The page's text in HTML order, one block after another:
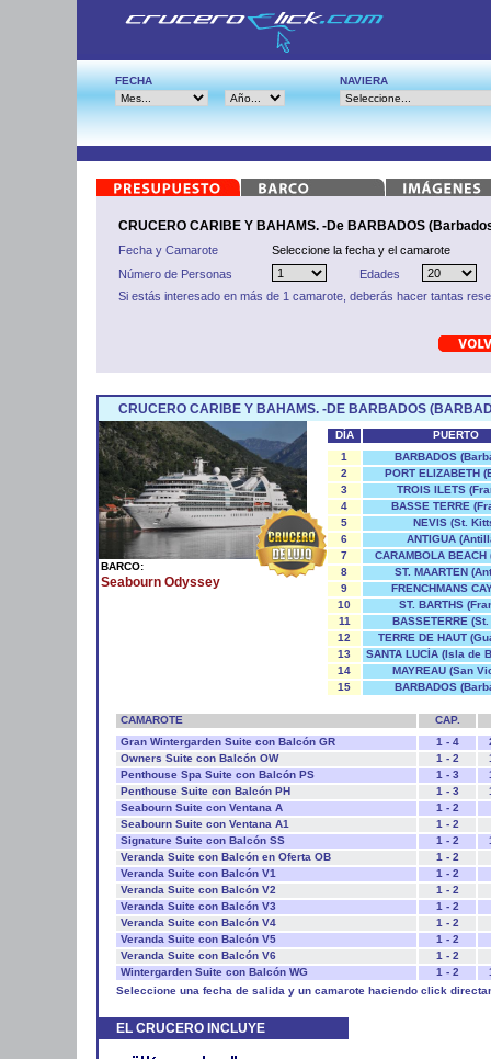
FECHA NAVIERA
CRUCERO CARIBE Y BAHAMS. -De BARBADOS
Fecha y Camarote
Seleccione la fecha y el camarote
Número de Personas
Edades
Si estás interesado en más de 1 camarote, deberás hacer tantas
CRUCERO CARIBE Y BAHAMS. -DE BARBADOS
BARCO:
Seabourn Odyssey
DÍA
PUERTO
1
BARBADOS
2
PORT ELIZABETH
3
TROIS ILETS
4
BASSE TERRE
5
NEVIS (St.
6
ANTIGUA
7
CARAMBOLA
Unidos)
8
ST. MAARTEN
9
FRENCHMANS
10
ST. BARTHS
11
BASSETERRE
12
TERRE DE HAUT
13
SANTA LUCÍA (Isla de
14
MAYREAU (San
15
BARBADOS
CAMAROTE
CAP.
Gran Wintergarden Suite con Balcón GR
1 - 4
Owners Suite con Balcón OW
1 - 2
Penthouse Spa Suite con Balcón PS
1 - 3
Penthouse Suite con Balcón PH
1 - 3
Seabourn Suite con Ventana A
1 - 2
Seabourn Suite con Ventana A1
1 - 2
Signature Suite con Balcón SS
1 - 2
Veranda Suite con Balcón en Oferta OB
1 - 2
Veranda Suite con Balcón V1
1 - 2
Veranda Suite con Balcón V2
1 - 2
Veranda Suite con Balcón V3
1 - 2
Veranda Suite con Balcón V4
1 - 2
Veranda Suite con Balcón V5
1 - 2
Veranda Suite con Balcón V6
1 - 2
Wintergarden Suite con Balcón WG
1 - 2
Seleccione una fecha de salida y un camarote haciendo click
EL CRUCERO INCLUYE